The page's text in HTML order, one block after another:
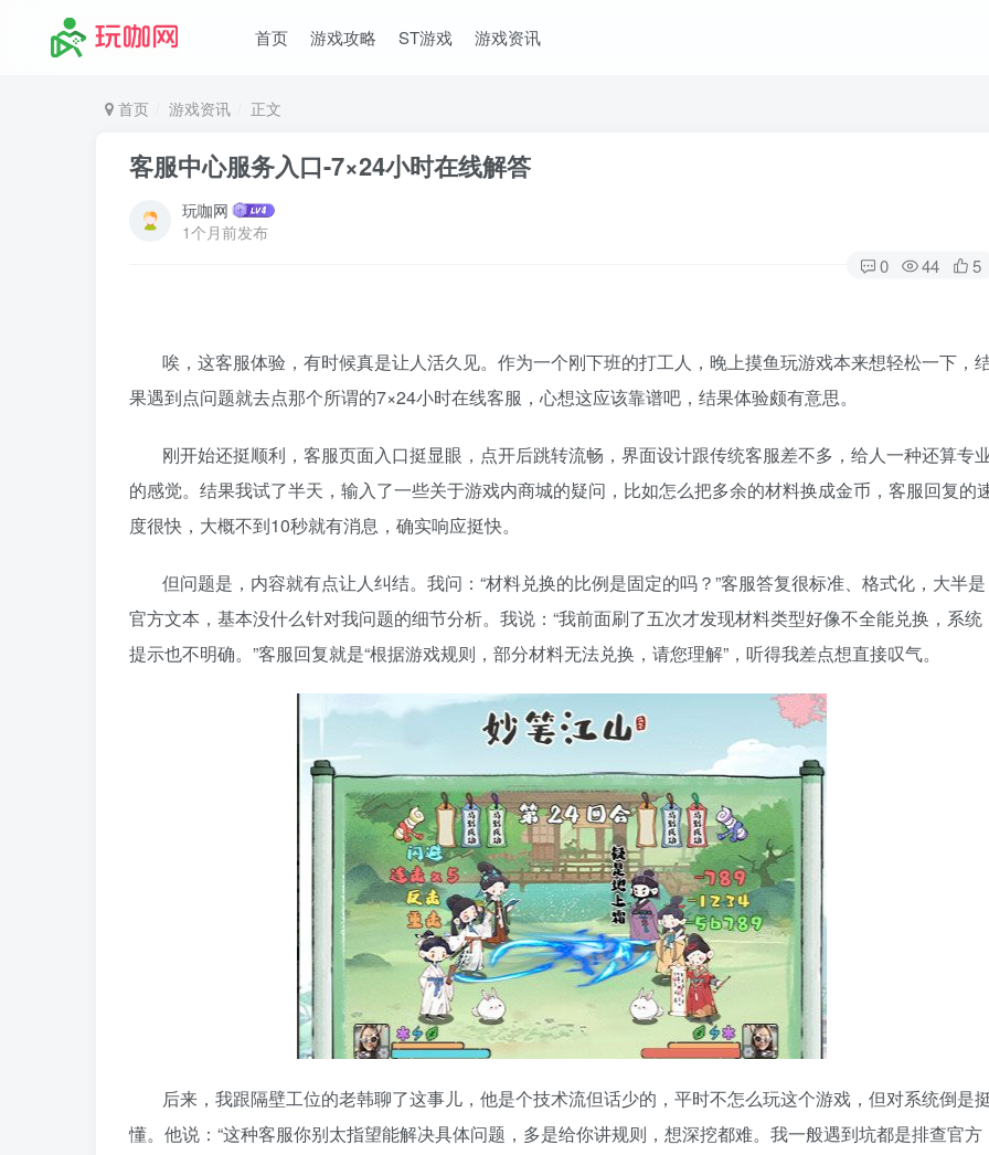
首页 游戏攻略 ST游戏 游戏资讯
首页 游戏资讯 正文
客服中心服务入口-7×24小时在线解答
玩咖网
1个月前发布
0 44 5
唉，这客服体验，有时候真是让人活久见。作为一个刚下班的打工人，晚上摸鱼玩游戏本来想轻松一下，
果遇到点问题就去点那个所谓的7×24小时在线客服，心想这应该靠谱吧，结果体验颇有意思。
刚开始还挺顺利，客服页面入口挺显眼，点开后跳转流畅，界面设计跟传统客服差不多，给人一种还算专
的感觉。结果我试了半天，输入了一些关于游戏内商城的疑问，比如怎么把多余的材料换成金币，客服回复的
度很快，大概不到10秒就有消息，确实响应挺快。
但问题是，内容就有点让人纠结。我问：“材料兑换的比例是固定的吗？”客服答复很标准、格式化，大半是
官方文本，基本没什么针对我问题的细节分析。我说：“我前面刷了五次才发现材料类型好像不全能兑换，系统
提示也不明确。”客服回复就是“根据游戏规则，部分材料无法兑换，请您理解”，听得我差点想直接叹气。
后来，我跟隔壁工位的老韩聊了这事儿，他是个技术流但话少的，平时不怎么玩这个游戏，但对系统倒是
懂。他说：“这种客服你别太指望能解决具体问题，多是给你讲规则，想深挖都难。我一般遇到坑都是排查官方